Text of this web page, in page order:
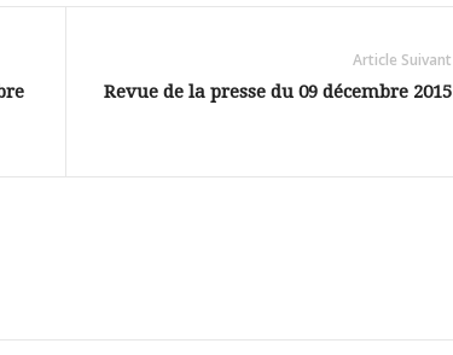
ou
diminuer
le
Article Suivant
Revue de la presse du 09 décembre 2015